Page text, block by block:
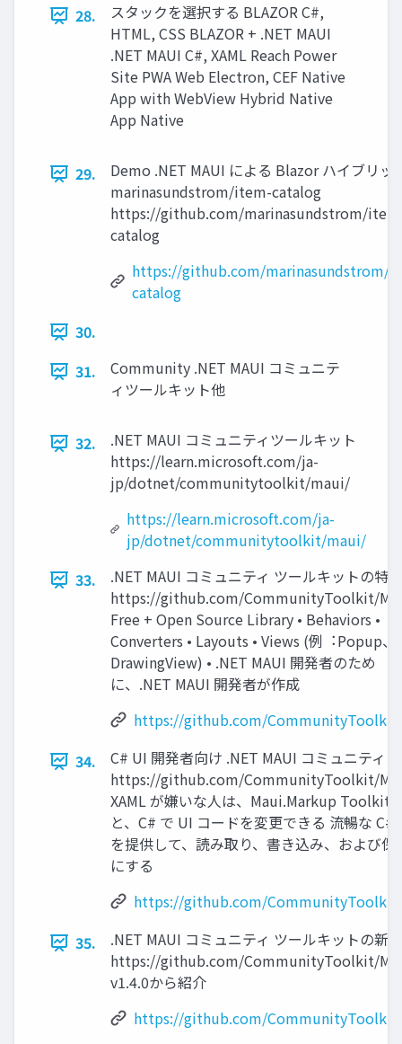
28.
スタックを選択する BLAZOR C#,
HTML, CSS BLAZOR + .NET MAUI
.NET MAUI C#, XAML Reach Power
Site PWA Web Electron, CEF Native
App with WebView Hybrid Native
App Native
29.
Demo .NET MAUI による Blazor ハイブリッ
marinasundstrom/item-catalog
https://github.com/marinasundstrom/
catalog
https://github.com/marinasundstrom/
catalog
30.
31.
Community .NET MAUI コミュニテ
ィツールキット他
32.
.NET MAUI コミュニティツールキット
https://learn.microsoft.com/ja-
jp/dotnet/communitytoolkit/maui/
https://learn.microsoft.com/ja-
jp/dotnet/communitytoolkit/maui/
33.
.NET MAUI コミュニティ ツールキットの特徴
https://github.com/CommunityToolkit/
Free + Open Source Library • Behaviors •
Converters • Layouts • Views (例︓Popup、
DrawingView) • .NET MAUI 開発者のため
に、.NET MAUI 開発者が作成
https://github.com/
34.
C# UI 開発者向け .NET MAUI コミュニティ
https://github.com/CommunityToolkit/
XAML が嫌いな⼈は、Maui.Markup Toolkit
と、C# で UI コードを変更できる 流暢な C#
を提供して、読み取り、書き込み、および
にする
https://github.com/
35.
.NET MAUI コミュニティ ツールキットの新
https://github.com/CommunityToolkit/
v1.4.0から紹介
https://github.com/